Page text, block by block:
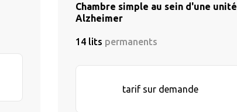
Chambre simple au sein d'une unité
Alzheimer
14 lits permanents
tarif sur demande